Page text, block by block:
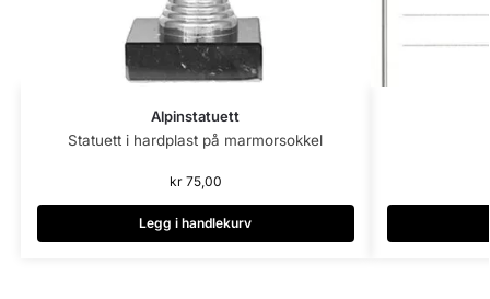
Alpinstatuett
Statuett i hardplast på marmorsokkel
kr75,00
Legg i handlekurv